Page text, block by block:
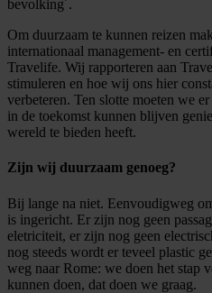
bevolking´.
Om duurzaam te kunnen reizen
internationaal management- en
Travelife. Wij rapporteren aan
stimuleren en hoe wij ons hier
verbeteren. Ten slotte moeten we
in de toekomst kunnen blijven
wereld te bieden heeft.
Zijn wij duurzaam genoeg?
Bij lange na niet. Eenvoudigweg
is ingericht. Er zijn nog geen
eletriciteit, er zijn nog geen
nog steeds wordt er teveel plastic
weg naar Rome: we doen het stap
kunnen doen, dat doen we graag.